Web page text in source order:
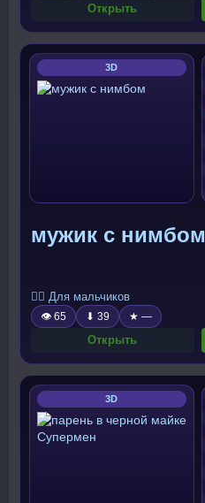
Открыть
3D
мужик с нимбом
🧍‍♂️ Для мальчиков
👁 65 ⬇ 39 ★ —
Открыть
3D